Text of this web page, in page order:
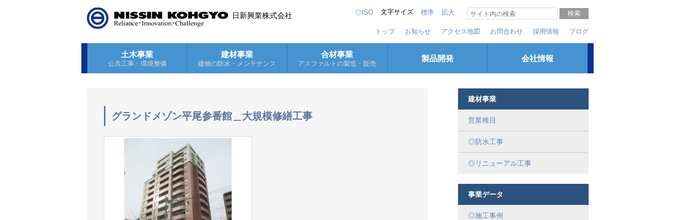
日新興業株式会社 ◎ISO 文字サイズ 標準 拡大
ブログ
採用情報
お問合わせ
アクセス地図
お知らせ
トップ
土木事業
公共工事・環境整備
建材事業
建物の防水・メンテナンス
合材事業
アスファルトの製造・販売
製品開発 会社情報
グランドメゾン平尾参番館＿大規模修繕工事
建材事業
営業種目
◎防水工事
◎リニューアル工事
事業データ
◎施工事例